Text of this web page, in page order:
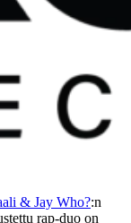
& Jay Who?:n
rap-duo on